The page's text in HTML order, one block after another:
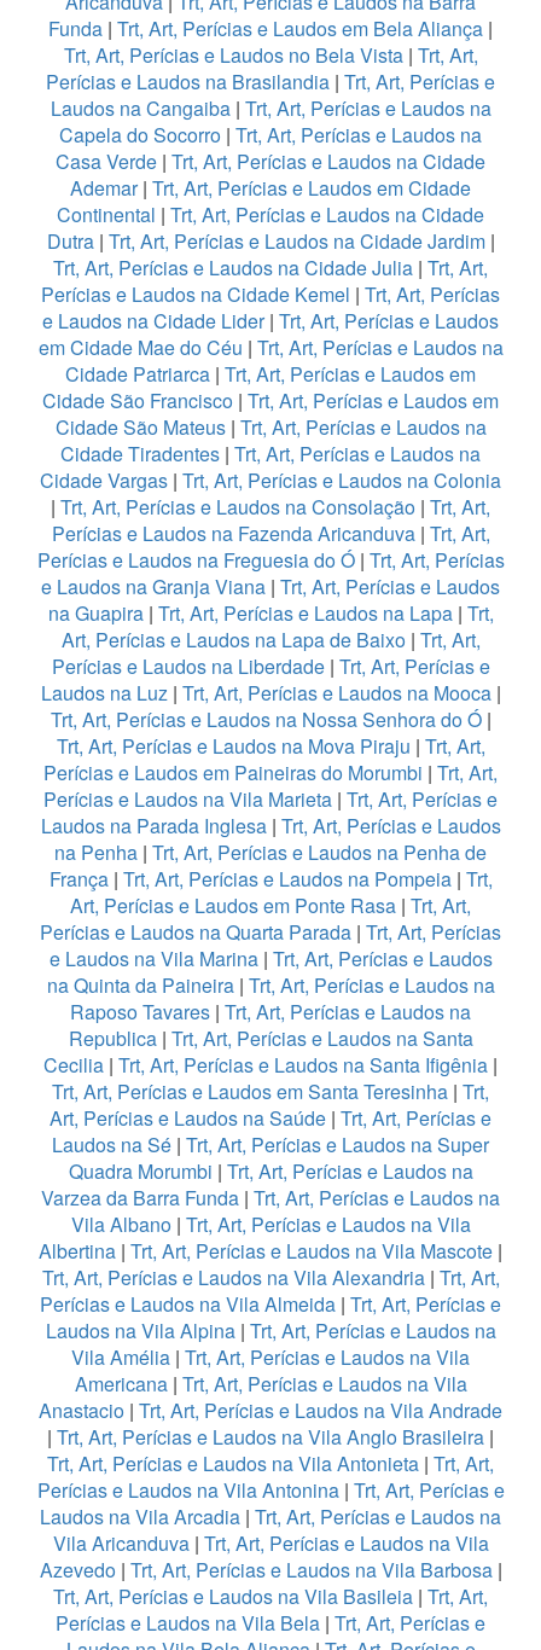
Funda | Trt, Art, Perícias e Laudos em Bela Aliança |
Trt, Art, Perícias e Laudos no Bela Vista| Trt, Art,
Perícias e Laudos na Brasilandia | Trt, Art, Perícias e
Laudos na Cangaiba| Trt, Art, Perícias e Laudos na
Capela do Socorro | Trt, Art, Perícias e Laudos na
Casa Verde | Trt, Art, Perícias e Laudos na Cidade
Ademar| Trt, Art, Perícias e Laudos em Cidade
Continental | Trt, Art, Perícias e Laudos na Cidade
Dutra | Trt, Art, Perícias e Laudos na Cidade Jardim|
Trt, Art, Perícias e Laudos na Cidade Julia | Trt, Art,
Perícias e Laudos na Cidade Kemel | Trt, Art, Perícias
e Laudos na Cidade Lider| Trt, Art, Perícias e Laudos
em Cidade Mae do Céu | Trt, Art, Perícias e Laudos na
Cidade Patriarca | Trt, Art, Perícias e Laudos em
Cidade São Francisco | Trt, Art, Perícias e Laudos em
Cidade São Mateus| Trt, Art, Perícias e Laudos na
Cidade Tiradentes | Trt, Art, Perícias e Laudos na
Cidade Vargas | Trt, Art, Perícias e Laudos na Colonia
| Trt, Art, Perícias e Laudos na Consolação | Trt, Art,
Perícias e Laudos na Fazenda Aricanduva| Trt, Art,
Perícias e Laudos na Freguesia do Ó| Trt, Art, Perícias
e Laudos na Granja Viana | Trt, Art, Perícias e Laudos
na Guapira| Trt, Art, Perícias e Laudos na Lapa| Trt,
Art, Perícias e Laudos na Lapa de Baixo | Trt, Art,
Perícias e Laudos na Liberdade | Trt, Art, Perícias e
Laudos na Luz| Trt, Art, Perícias e Laudos na Mooca|
Trt, Art, Perícias e Laudos na Nossa Senhora do Ó|
Trt, Art, Perícias e Laudos na Mova Piraju | Trt, Art,
Perícias e Laudos em Paineiras do Morumbi | Trt, Art,
Perícias e Laudos na Vila Marieta | Trt, Art, Perícias e
Laudos na Parada Inglesa | Trt, Art, Perícias e Laudos
na Penha | Trt, Art, Perícias e Laudos na Penha de
França | Trt, Art, Perícias e Laudos na Pompeia| Trt,
Art, Perícias e Laudos em Ponte Rasa | Trt, Art,
Perícias e Laudos na Quarta Parada | Trt, Art, Perícias
e Laudos na Vila Marina| Trt, Art, Perícias e Laudos
na Quinta da Paineira| Trt, Art, Perícias e Laudos na
Raposo Tavares | Trt, Art, Perícias e Laudos na
Republica| Trt, Art, Perícias e Laudos na Santa
Cecilia | Trt, Art, Perícias e Laudos na Santa Ifigênia |
Trt, Art, Perícias e Laudos em Santa Teresinha | Trt,
Art, Perícias e Laudos na Saúde | Trt, Art, Perícias e
Laudos na Sé | Trt, Art, Perícias e Laudos na Super
Quadra Morumbi | Trt, Art, Perícias e Laudos na
Varzea da Barra Funda | Trt, Art, Perícias e Laudos na
Vila Albano| Trt, Art, Perícias e Laudos na Vila
Albertina | Trt, Art, Perícias e Laudos na Vila Mascote |
Trt, Art, Perícias e Laudos na Vila Alexandria| Trt, Art,
Perícias e Laudos na Vila Almeida | Trt, Art, Perícias e
Laudos na Vila Alpina | Trt, Art, Perícias e Laudos na
Vila Amélia | Trt, Art, Perícias e Laudos na Vila
Americana| Trt, Art, Perícias e Laudos na Vila
Anastacio | Trt, Art, Perícias e Laudos na Vila Andrade
| Trt, Art, Perícias e Laudos na Vila Anglo Brasileira |
Trt, Art, Perícias e Laudos na Vila Antonieta | Trt, Art,
Perícias e Laudos na Vila Antonina| Trt, Art, Perícias e
Laudos na Vila Arcadia | Trt, Art, Perícias e Laudos na
Vila Aricanduva| Trt, Art, Perícias e Laudos na Vila
Azevedo| Trt, Art, Perícias e Laudos na Vila Barbosa|
Trt, Art, Perícias e Laudos na Vila Basileia | Trt, Art,
Perícias e Laudos na Vila Bela | Trt, Art, Perícias e